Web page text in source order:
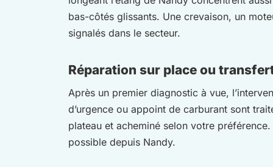
bas-côtés glissants. Une crevaison, un
signalés dans le secteur.
Réparation sur place ou
Après un premier diagnostic à vue,
d’urgence ou appoint de carburant sont
plateau et acheminé selon votre
possible depuis Nandy.